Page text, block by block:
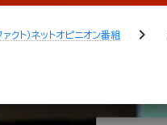
クト）ネットオピニオン番組 chevron_right